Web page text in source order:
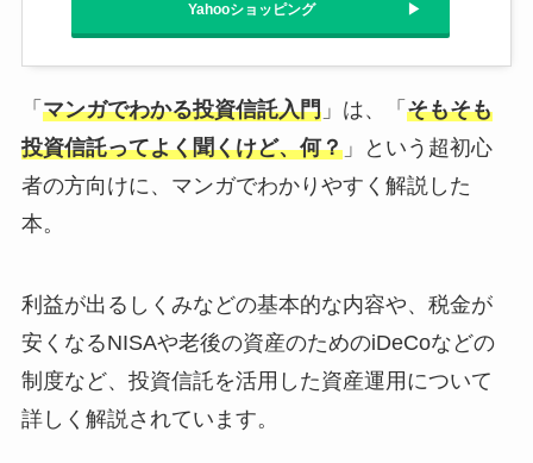
Yahooショッピング
「 マンガでわかる投資信託入門」は、「 そもそも
投資信託ってよく聞くけど、何？」という超初心
者の方向けに、マンガでわかりやすく解説した
本。
利益が出るしくみなどの基本的な内容や、税金が
安くなるNISAや老後の資産のためのiDeCoなどの
制度など、投資信託を活用した資産運用について
詳しく解説されています。